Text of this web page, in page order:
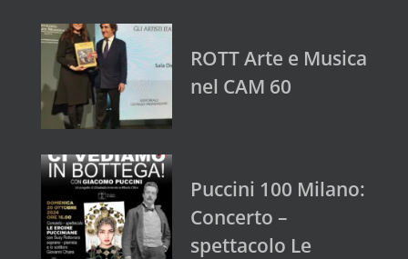
ROTT Arte e Musica
nel CAM 60
Puccini 100 Milano:
Concerto –
spettacolo Le